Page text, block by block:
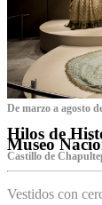
De marzo a agosto
Hilos de
Museo
Castillo de
Vestidos con